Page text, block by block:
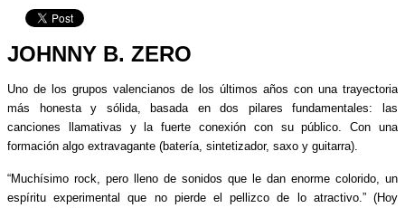
JOHNNY B. ZERO
Uno de los grupos valencianos de los últimos años con una trayectoria
más honesta y sólida, basada en dos pilares fundamentales: las
canciones llamativas y la fuerte conexión con su público. Con una
formación algo extravagante (batería, sintetizador, saxo y guitarra).
“Muchísimo rock, pero lleno de sonidos que le dan enorme colorido, un
espíritu experimental que no pierde el pellizco de lo atractivo.” (Hoy